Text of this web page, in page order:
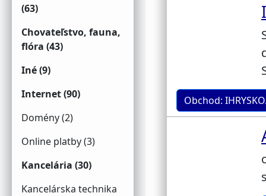
(63)
Chovateľstvo, fauna,
flóra (43)
Iné (9)
Internet (90)
Domény (2)
Online platby (3)
Kancelária (30)
Kancelárska technika
Obchod: